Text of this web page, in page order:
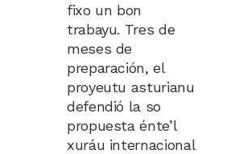
fixo un bon
trabayu. Tres de
meses de
preparación, el
proyeutu asturianu
defendió la so
propuesta énte’l
xuráu internacional